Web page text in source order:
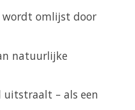
wordt omlijst door
natuurlijke
uitstraalt – als een